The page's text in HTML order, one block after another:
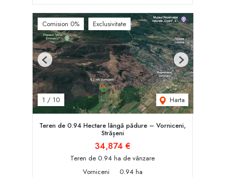
Comision 0% Exclusivitate
1 / 10 Harta
Previous Next
Teren de 0.94 Hectare lângă pădure – Vorniceni,
Strășeni
34,874 €
Teren de 0.94 ha de vânzare
Vorniceni
0.94 ha